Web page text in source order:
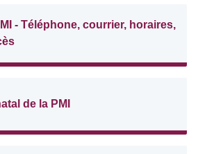
- Téléphone, courrier, horaires,
de la PMI